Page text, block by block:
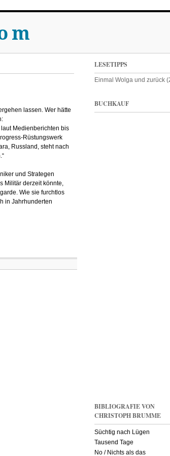
lassen. Wer hätte
Medienberichten bis
Rüstungswerk
Russland, steht nach
und Strategen
Militär derzeit könnte,
Wie sie furchtlos
in Jahrhunderten
LESETIPPS
Einmal Wolga und zurück
BUCHKAUF
BIBLIOGRAFIE VON
CHRISTOPH BRUMME
Süchtig nach Lügen
Tausend Tage
No / Nichts als das